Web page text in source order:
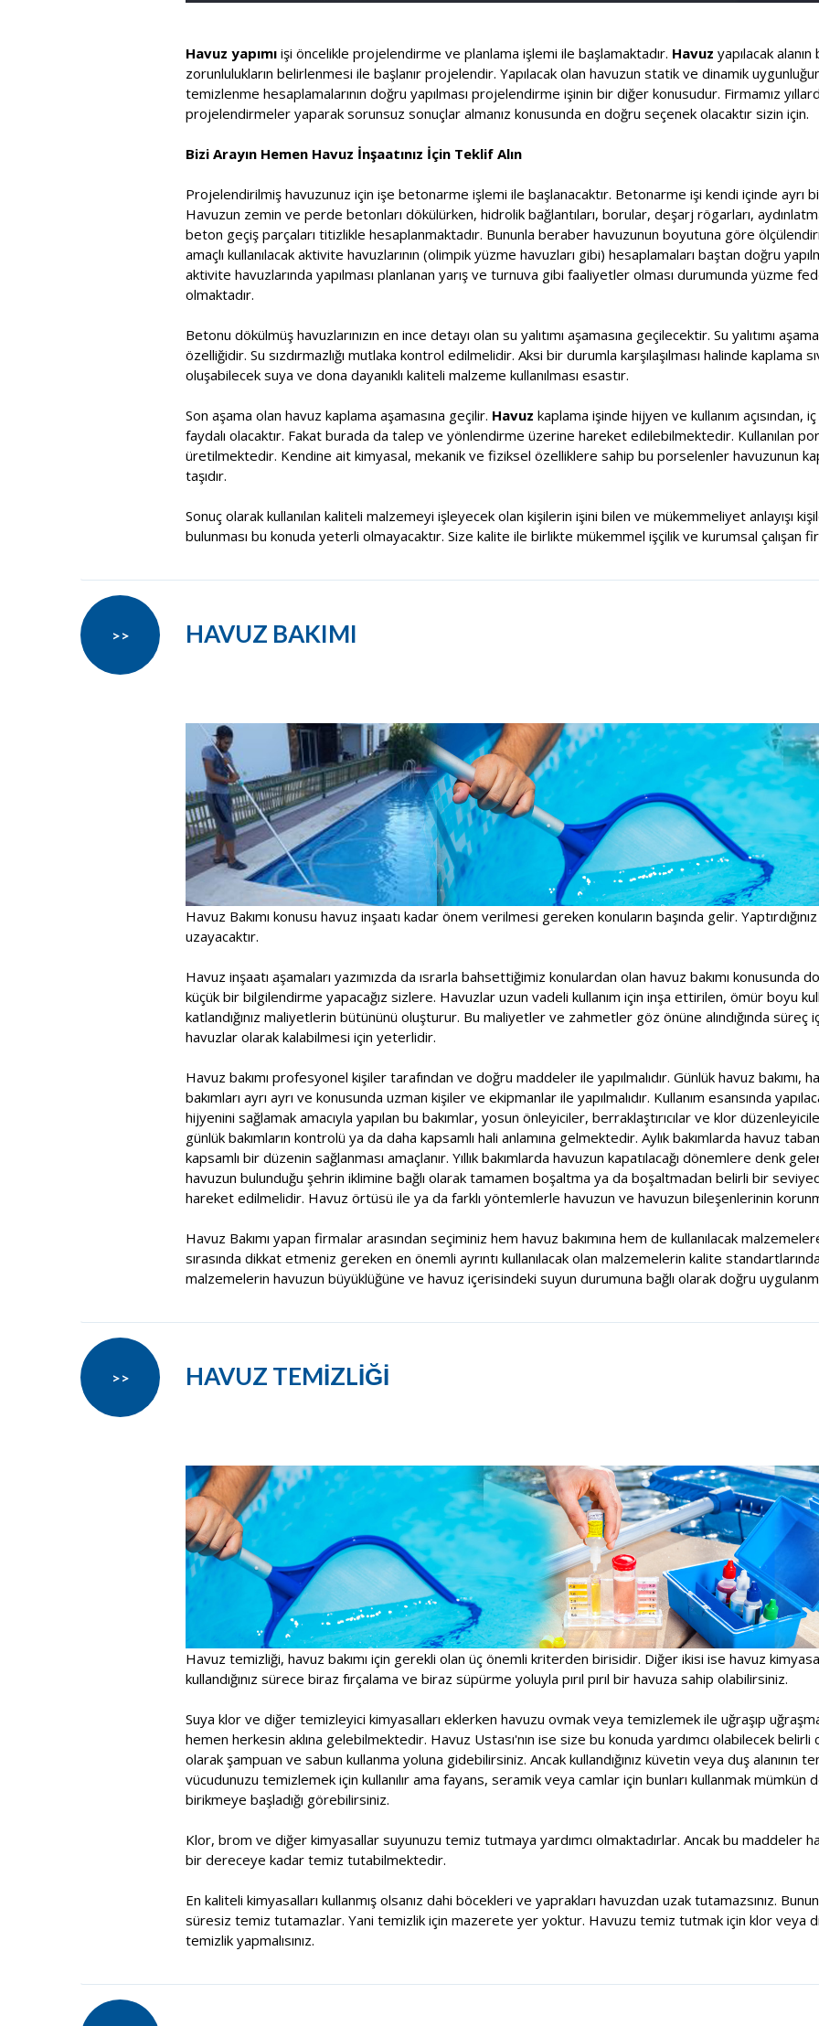
Havuz yapımı işi öncelikle projelendirme ve planlama işlemi ile başlamaktadır. Havuz yapılacak
zorunlulukların belirlenmesi ile başlanır projelendir. Yapılacak olan havuzun statik ve dinamik
temizlenme hesaplamalarının doğru yapılması projelendirme işinin bir diğer konusudur. Firmamız
projelendirmeler yaparak sorunsuz sonuçlar almanız konusunda en doğru seçenek olacaktır sizin için.
Bizi Arayın Hemen Havuz İnşaatınız İçin Teklif Alın
Projelendirilmiş havuzunuz için işe betonarme işlemi ile başlanacaktır. Betonarme işi kendi içinde
Havuzun zemin ve perde betonları dökülürken, hidrolik bağlantıları, borular, deşarj rögarları,
beton geçiş parçaları titizlikle hesaplanmaktadır. Bununla beraber havuzunun boyutuna göre
amaçlı kullanılacak aktivite havuzlarının (olimpik yüzme havuzları gibi) hesaplamaları baştan doğru
aktivite havuzlarında yapılması planlanan yarış ve turnuva gibi faaliyetler olması durumunda yüzme
olmaktadır.
Betonu dökülmüş havuzlarınızın en ince detayı olan su yalıtımı aşamasına geçilecektir. Su yalıtımı
özelliğidir. Su sızdırmazlığı mutlaka kontrol edilmelidir. Aksi bir durumla karşılaşılması halinde kaplama
oluşabilecek suya ve dona dayanıklı kaliteli malzeme kullanılması esastır.
Son aşama olan havuz kaplama aşamasına geçilir. Havuz kaplama işinde hijyen ve kullanım açısından,
faydalı olacaktır. Fakat burada da talep ve yönlendirme üzerine hareket edilebilmektedir. Kullanılan
üretilmektedir. Kendine ait kimyasal, mekanik ve fiziksel özelliklere sahip bu porselenler havuzunun
taşıdır.
Sonuç olarak kullanılan kaliteli malzemeyi işleyecek olan kişilerin işini bilen ve mükemmeliyet anlayışı
bulunması bu konuda yeterli olmayacaktır. Size kalite ile birlikte mükemmel işçilik ve kurumsal çalışan
HAVUZ BAKIMI
>>
Havuz Bakımı konusu havuz inşaatı kadar önem verilmesi gereken konuların başında gelir.
uzayacaktır.
Havuz inşaatı aşamaları yazımızda da ısrarla bahsettiğimiz konulardan olan havuz bakımı konusunda
küçük bir bilgilendirme yapacağız sizlere. Havuzlar uzun vadeli kullanım için inşa ettirilen, ömür boyu
katlandığınız maliyetlerin bütününü oluşturur. Bu maliyetler ve zahmetler göz önüne alındığında süreç
havuzlar olarak kalabilmesi için yeterlidir.
Havuz bakımı profesyonel kişiler tarafından ve doğru maddeler ile yapılmalıdır. Günlük havuz bakımı,
bakımları ayrı ayrı ve konusunda uzman kişiler ve ekipmanlar ile yapılmalıdır. Kullanım esansında
hijyenini sağlamak amacıyla yapılan bu bakımlar, yosun önleyiciler, berraklaştırıcılar ve klor
günlük bakımların kontrolü ya da daha kapsamlı hali anlamına gelmektedir. Aylık bakımlarda havuz
kapsamlı bir düzenin sağlanması amaçlanır. Yıllık bakımlarda havuzun kapatılacağı dönemlere denk
havuzun bulunduğu şehrin iklimine bağlı olarak tamamen boşaltma ya da boşaltmadan belirli bir
hareket edilmelidir. Havuz örtüsü ile ya da farklı yöntemlerle havuzun ve havuzun bileşenlerinin
Havuz Bakımı yapan firmalar arasından seçiminiz hem havuz bakımına hem de kullanılacak
sırasında dikkat etmeniz gereken en önemli ayrıntı kullanılacak olan malzemelerin kalite standartlarında
malzemelerin havuzun büyüklüğüne ve havuz içerisindeki suyun durumuna bağlı olarak doğru
HAVUZ TEMİZLİĞİ
>>
Havuz temizliği, havuz bakımı için gerekli olan üç önemli kriterden birisidir. Diğer ikisi ise havuz
kullandığınız sürece biraz fırçalama ve biraz süpürme yoluyla pırıl pırıl bir havuza sahip olabilirsiniz.
Suya klor ve diğer temizleyici kimyasalları eklerken havuzu ovmak veya temizlemek ile uğraşıp
hemen herkesin aklına gelebilmektedir. Havuz Ustası'nın ise size bu konuda yardımcı olabilecek
olarak şampuan ve sabun kullanma yoluna gidebilirsiniz. Ancak kullandığınız küvetin veya duş alanının
vücudunuzu temizlemek için kullanılır ama fayans, seramik veya camlar için bunları kullanmak mümkün
birikmeye başladığı görebilirsiniz.
Klor, brom ve diğer kimyasallar suyunuzu temiz tutmaya yardımcı olmaktadırlar. Ancak bu maddeler
bir dereceye kadar temiz tutabilmektedir.
En kaliteli kimyasalları kullanmış olsanız dahi böcekleri ve yaprakları havuzdan uzak tutamazsınız.
süresiz temiz tutamazlar. Yani temizlik için mazerete yer yoktur. Havuzu temiz tutmak için klor veya
temizlik yapmalısınız.